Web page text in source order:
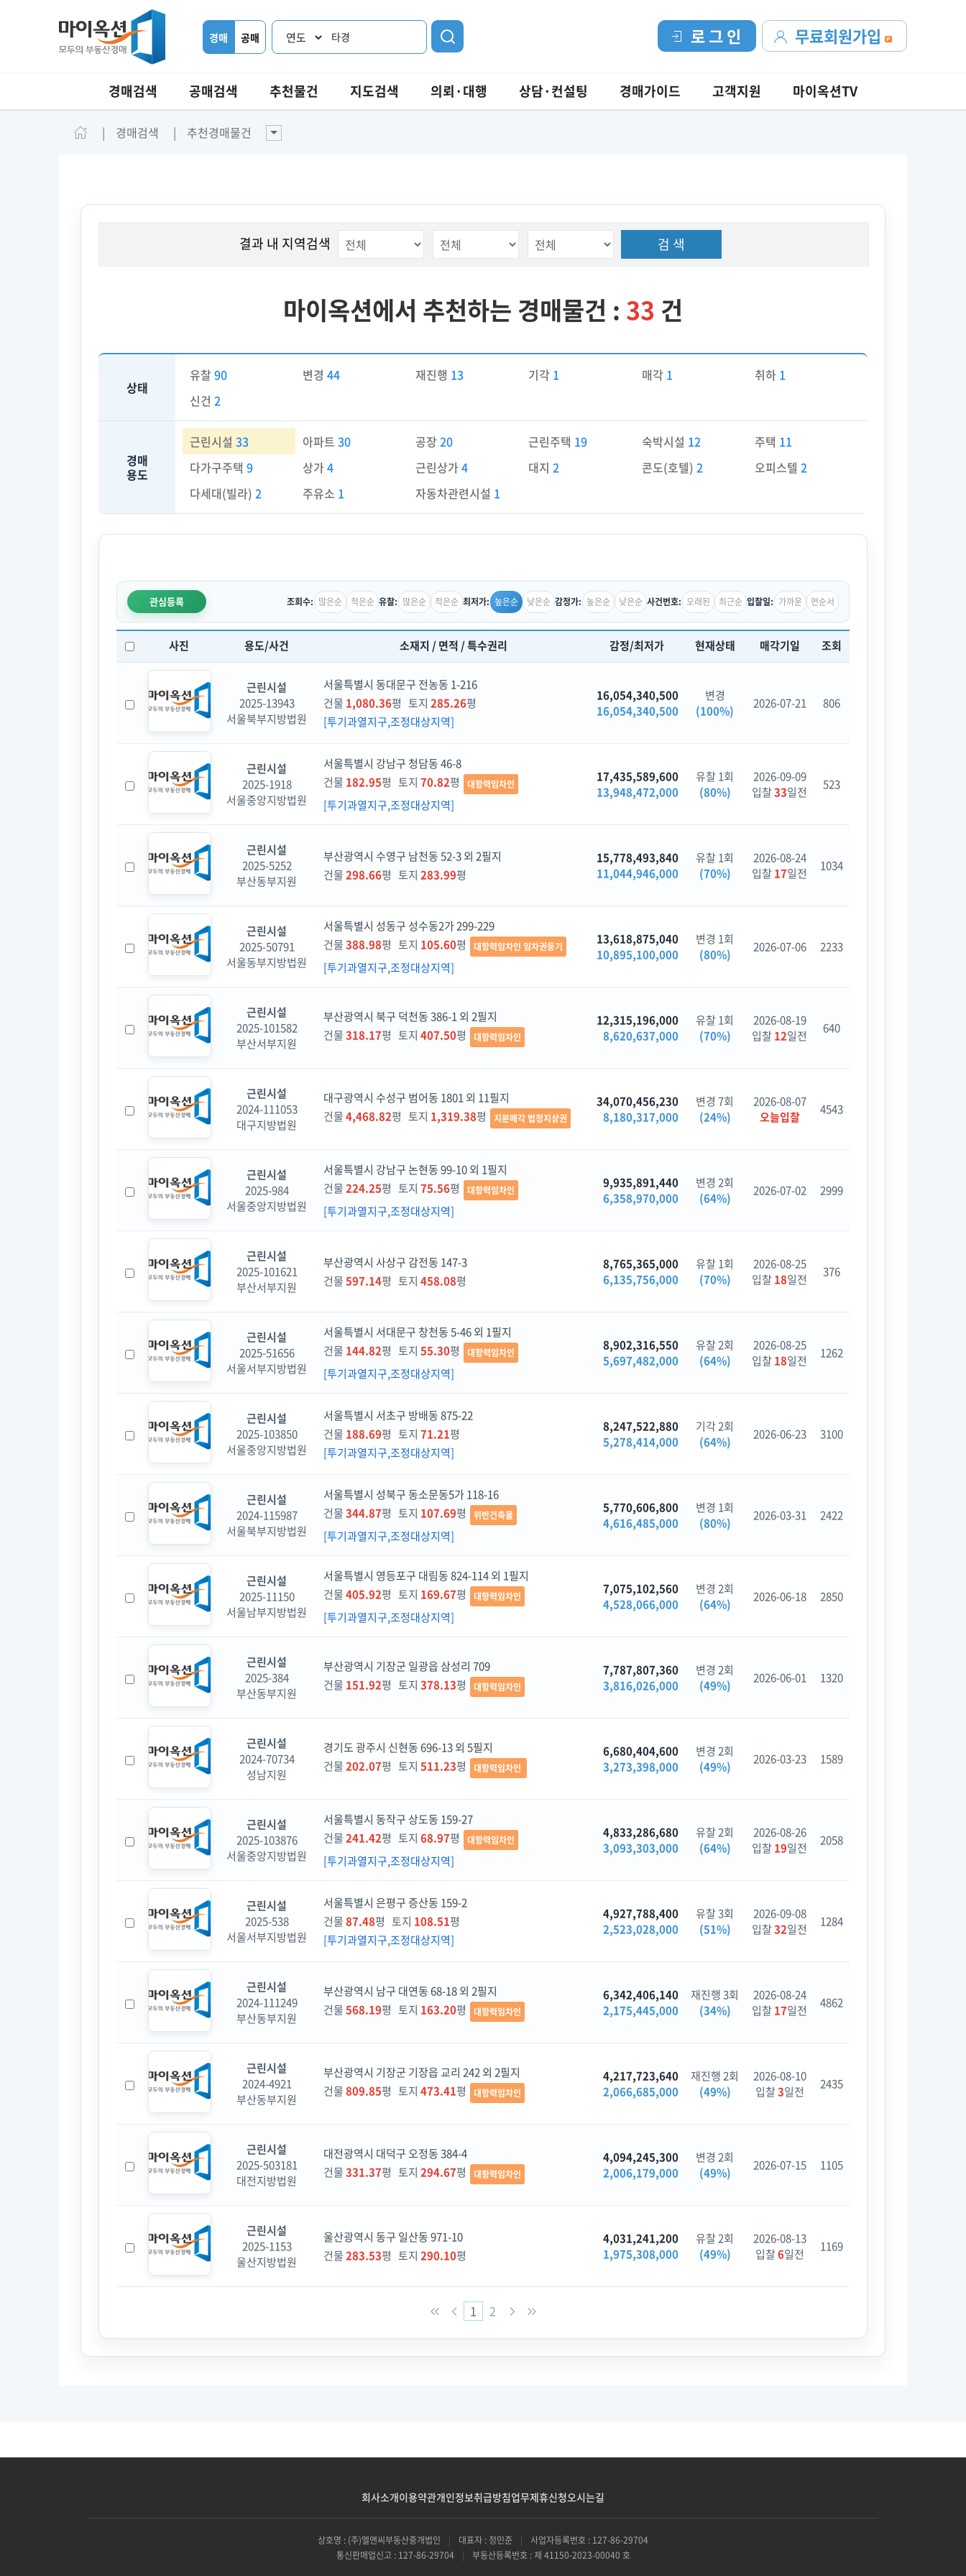
경매 공매 타경 무료회원가입
로 그 인
경매검색 공매검색 추천물건 지도검색 의뢰·대행 상담·컨설팅 경매가이드 고객지원 마이옥션TV
경매검색 추천경매물건
결과 내 지역검색 검 색
마이옥션에서 추천하는 경매물건 : 33 건
상태
유찰 90 변경44 재진행 13 기각 1 매각 1 취하 1
신건 2
경매
용도
근린시설 33 아파트30 공장20 근린주택 19 숙박시설 12 주택 11
다가구주택 9 상가4 근린상가4 대지2 콘도(호텔) 2 오피스텔 2
다세대(빌라) 2 주유소 1 자동차관련시설 1
관심등록 조회수: 많은순 적은순 유찰: 많은순 적은순 최저가: 높은순 낮은순 감정가: 높은순 낮은순 사건번호: 오래된 최근순 입찰일: 가까운 먼순서
사진 용도/사건 소재지 / 면적 / 특수권리 감정/최저가 현재상태 매각기일 조회
근린시설
2025-13943
서울북부지방법원
서울특별시 동대문구 전농동 1-216
건물 1,080.36평 토지 285.26평
[투기과열지구,조정대상지역]
16,054,340,500
16,054,340,500
변경
(100%)
2026-07-21 806
근린시설
2025-1918
서울중앙지방법원
서울특별시 강남구 청담동 46-8
건물 182.95평 토지 70.82평 대항력임차인
[투기과열지구,조정대상지역]
17,435,589,600
13,948,472,000
유찰 1회
(80%)
2026-09-09
입찰33일전 523
근린시설
2025-5252
부산동부지원
부산광역시 수영구 남천동 52-3 외 2필지
건물298.66평 토지 283.99평
15,778,493,840
11,044,946,000
유찰 1회
(70%)
2026-08-24
입찰17일전 1034
근린시설
2025-50791
서울동부지방법원
서울특별시 성동구 성수동2가 299-229
건물388.98평 토지 105.60평 대항력임차인 임차권등기
[투기과열지구,조정대상지역]
13,618,875,040
10,895,100,000
변경 1회
(80%)
2026-07-06 2233
근린시설
2025-101582
부산서부지원
부산광역시 북구 덕천동 386-1 외 2필지
건물318.17평 토지 407.50평 대항력임차인
12,315,196,000
8,620,637,000
유찰 1회
(70%)
2026-08-19
입찰12일전 640
근린시설
2024-111053
대구지방법원
대구광역시 수성구 범어동 1801 외 11필지
건물4,468.82평 토지 1,319.38평 지분매각 법정지상권
34,070,456,230
8,180,317,000
변경 7회
(24%)
2026-08-07
오늘입찰
4543
근린시설
2025-984
서울중앙지방법원
서울특별시 강남구 논현동 99-10 외 1필지
건물224.25평 토지 75.56평 대항력임차인
[투기과열지구,조정대상지역]
9,935,891,440
6,358,970,000
변경 2회
(64%)
2026-07-02 2999
근린시설
2025-101621
부산서부지원
부산광역시 사상구 감전동 147-3
건물597.14평 토지 458.08평
8,765,365,000
6,135,756,000
유찰 1회
(70%)
2026-08-25
입찰18일전 376
근린시설
2025-51656
서울서부지방법원
서울특별시 서대문구 창천동 5-46 외 1필지
건물 144.82평 토지 55.30평 대항력임차인
[투기과열지구,조정대상지역]
8,902,316,550
5,697,482,000
유찰 2회
(64%)
2026-08-25
입찰18일전 1262
근린시설
2025-103850
서울중앙지방법원
서울특별시 서초구 방배동 875-22
건물 188.69평 토지 71.21평
[투기과열지구,조정대상지역]
8,247,522,880
5,278,414,000
기각 2회
(64%)
2026-06-23 3100
근린시설
2024-115987
서울북부지방법원
서울특별시 성북구 동소문동5가 118-16
건물344.87평 토지 107.69평 위반건축물
[투기과열지구,조정대상지역]
5,770,606,800
4,616,485,000
변경 1회
(80%)
2026-03-31 2422
근린시설
2025-11150
서울남부지방법원
서울특별시 영등포구 대림동 824-114 외 1필지
건물405.92평 토지 169.67평 대항력임차인
[투기과열지구,조정대상지역]
7,075,102,560
4,528,066,000
변경 2회
(64%)
2026-06-18 2850
근린시설
2025-384
부산동부지원
부산광역시 기장군 일광읍 삼성리 709
건물 151.92평 토지 378.13평 대항력임차인
7,787,807,360
3,816,026,000
변경 2회
(49%)
2026-06-01 1320
근린시설
2024-70734
성남지원
경기도 광주시 신현동 696-13 외 5필지
건물202.07평 토지 511.23평 대항력임차인
6,680,404,600
3,273,398,000
변경 2회
(49%)
2026-03-23 1589
근린시설
2025-103876
서울중앙지방법원
서울특별시 동작구 상도동 159-27
건물241.42평 토지 68.97평 대항력임차인
[투기과열지구,조정대상지역]
4,833,286,680
3,093,303,000
유찰 2회
(64%)
2026-08-26
입찰19일전 2058
근린시설
2025-538
서울서부지방법원
서울특별시 은평구 증산동 159-2
건물87.48평 토지 108.51평
[투기과열지구,조정대상지역]
4,927,788,400
2,523,028,000
유찰 3회
(51%)
2026-09-08
입찰32일전 1284
근린시설
2024-111249
부산동부지원
부산광역시 남구 대연동 68-18 외 2필지
건물568.19평 토지 163.20평 대항력임차인
6,342,406,140
2,175,445,000
재진행 3회
(34%)
2026-08-24
입찰17일전 4862
근린시설
2024-4921
부산동부지원
부산광역시 기장군 기장읍 교리 242 외 2필지
건물809.85평 토지 473.41평 대항력임차인
4,217,723,640
2,066,685,000
재진행 2회
(49%)
2026-08-10
입찰3일전 2435
근린시설
2025-503181
대전지방법원
대전광역시 대덕구 오정동 384-4
건물331.37평 토지 294.67평 대항력임차인
4,094,245,300
2,006,179,000
변경 2회
(49%)
2026-07-15 1105
근린시설
2025-1153
울산지방법원
울산광역시 동구 일산동 971-10
건물283.53평 토지 290.10평
4,031,241,200
1,975,308,000
유찰 2회
(49%)
2026-08-13
입찰6일전 1169
1 2
회사소개이용약관개인정보취급방침업무제휴신청오시는길
상호명 : (주)엘앤씨부동산중개법인 | 대표자 : 정민준 |
사업자등록번호 : 127-86-29704
통신판매업신고 : 127-86-29704
| 부동산등록번호 : 제 41150-2023-00040 호